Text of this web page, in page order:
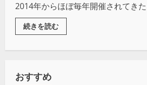
2014年からほぼ毎年開催されてきた
続きを読む
おすすめ